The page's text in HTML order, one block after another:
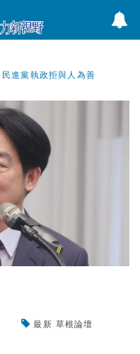
民進黨執政拒與人為善
最新 草根論壇